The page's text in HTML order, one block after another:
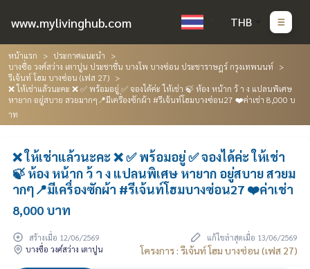
www.mylivinghub.com THB
หน้าแรก
ประกาศแนะนำ
บางซื่อ วงศ์สว่าง เตาปูน ประชาชื่น บางโพ บางซ่อน ประชาราษฎร์ กรุงเทพนนท์
รีเจ้นท์ โฮม บางซ่อน (เฟส 27)
❌ ให้เช่าแล้วนะคะ ❌ ✅ พร้อมอยู่ ✅ จองได้ค่ะ ให้เช่า 🍃 ห้อง หน้าก ว้ า ง แปลนพิเศษ
หายาก อยู่สบาย สวยมากๆ📍มีเครื่องซักผ้า #รีเจ้นท์โฮมบางซ่อน27 ❤️ค่าเช่า 8,000 บ
าท
❌ ให้เช่าแล้วนะคะ ❌ ✅ พร้อมอยู่ ✅ จองได้ค่ะ ให้เช่า
🍃 ห้อง หน้าก ว้ า ง แปลนพิเศษ หายาก อยู่สบาย สวยม
ากๆ📍มีเครื่องซักผ้า #รีเจ้นท์โฮมบางซ่อน27 ❤️ค่าเช่า
8,000 บาท
สร้างเมื่อ 12/06/2569
แก้ไขล่าสุดเมื่อ 13/06/2569
บางซื่อ วงศ์สว่าง เตาปูน
โครงการ : รีเจ้นท์ โฮม บางซ่อน (เฟส 27)